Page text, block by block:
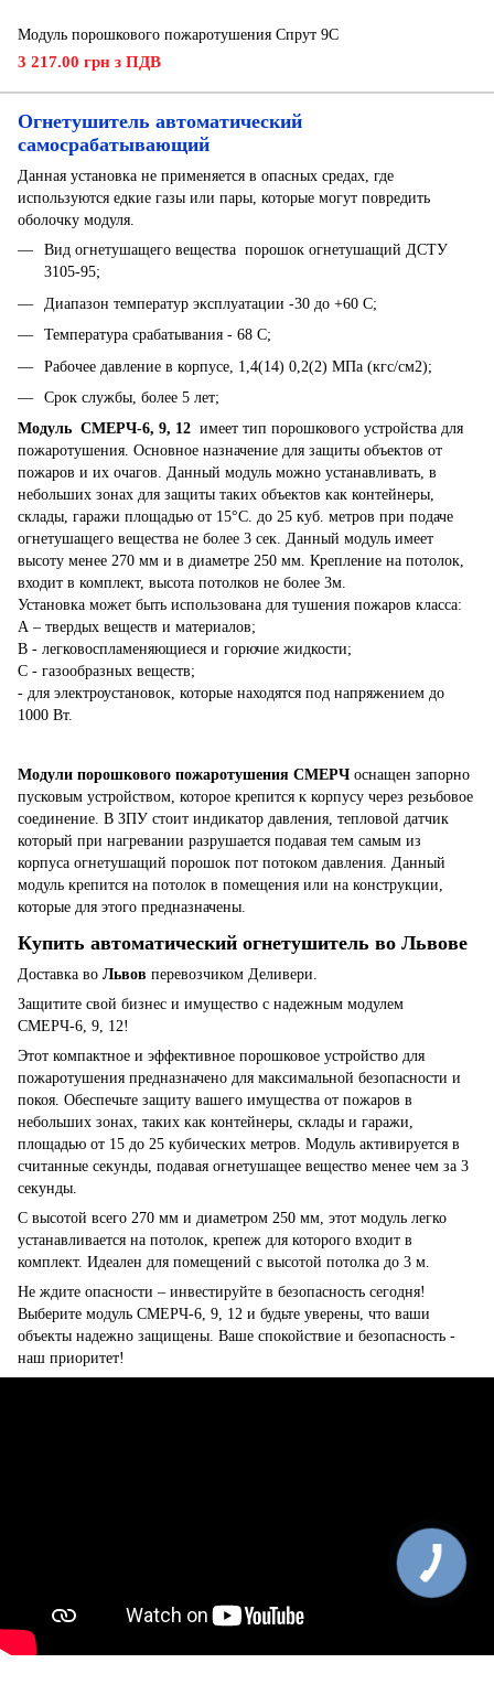
Модуль порошкового пожаротушения Спрут 9С
3 217.00 грн з ПДВ
Огнетушитель автоматический
самосрабатывающий
Данная установка не применяется в опасных средах, где
используются едкие газы или пары, которые могут повредить
оболочку модуля.
Вид огнетушащего вещества порошок огнетушащий ДСТУ
3105-95;
Диапазон температур эксплуатации -30 до +60 С;
Температура срабатывания - 68 С;
Рабочее давление в корпусе, 1,4(14) 0,2(2) МПа (кгс/см2);
Срок службы, более 5 лет;
Модуль СМЕРЧ-6, 9, 12 имеет тип порошкового устройства для
пожаротушения. Основное назначение для защиты объектов от
пожаров и их очагов. Данный модуль можно устанавливать, в
небольших зонах для защиты таких объектов как контейнеры,
склады, гаражи площадью от 15°С. до 25 куб. метров при подаче
огнетушащего вещества не более 3 сек. Данный модуль имеет
высоту менее 270 мм и в диаметре 250 мм. Крепление на потолок,
входит в комплект, высота потолков не более 3м.
Установка может быть использована для тушения пожаров класса:
А – твердых веществ и материалов;
В - легковоспламеняющиеся и горючие жидкости;
С - газообразных веществ;
- для электроустановок, которые находятся под напряжением до
1000 Вт.
Модули порошкового пожаротушения СМЕРЧ оснащен запорно
пусковым устройством, которое крепится к корпусу через резьбовое
соединение. В ЗПУ стоит индикатор давления, тепловой датчик
который при нагревании разрушается подавая тем самым из
корпуса огнетушащий порошок пот потоком давления. Данный
модуль крепится на потолок в помещения или на конструкции,
которые для этого предназначены.
Купить автоматический огнетушитель во Львове
Доставка во Львов перевозчиком Деливери.
Защитите свой бизнес и имущество с надежным модулем
СМЕРЧ-6, 9, 12!
Этот компактное и эффективное порошковое устройство для
пожаротушения предназначено для максимальной безопасности и
покоя. Обеспечьте защиту вашего имущества от пожаров в
небольших зонах, таких как контейнеры, склады и гаражи,
площадью от 15 до 25 кубических метров. Модуль активируется в
считанные секунды, подавая огнетушащее вещество менее чем за 3
секунды.
С высотой всего 270 мм и диаметром 250 мм, этот модуль легко
устанавливается на потолок, крепеж для которого входит в
комплект. Идеален для помещений с высотой потолка до 3 м.
Не ждите опасности – инвестируйте в безопасность сегодня!
Выберите модуль СМЕРЧ-6, 9, 12 и будьте уверены, что ваши
объекты надежно защищены. Ваше спокойствие и безопасность -
наш приоритет!